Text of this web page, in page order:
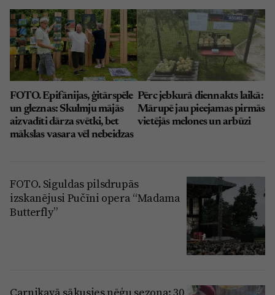
FOTO. Epifānijas, ģitārspēle
un gleznas: Skulmju mājās
aizvadīti dārza svētki, bet
mākslas vasara vēl nebeidzas
Pērc jebkurā diennakts laikā:
Mārupē jau pieejamas pirmās
vietējās melones un arbūzi
FOTO. Siguldas pilsdrupās
izskanējusi Pučīni opera “Madama
Butterfly”
Carnikavā sākusies nēģu sezona: 30